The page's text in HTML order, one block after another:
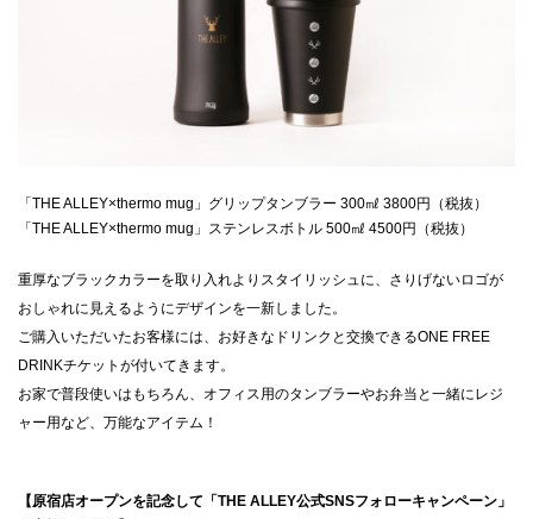
「THE ALLEY×thermo mug」グリップタンブラー 300㎖ 3800円（税抜）
「THE ALLEY×thermo mug」ステンレスボトル 500㎖ 4500円（税抜）
重厚なブラックカラーを取り入れよりスタイリッシュに、さりげないロゴが
おしゃれに見えるようにデザインを一新しました。
ご購入いただいたお客様には、お好きなドリンクと交換できるONE FREE
DRINKチケットが付いてきます。
お家で普段使いはもちろん、オフィス用のタンブラーやお弁当と一緒にレジ
ャー用など、万能なアイテム！
【原宿店オープンを記念して「THE ALLEY公式SNSフォローキャンペーン」